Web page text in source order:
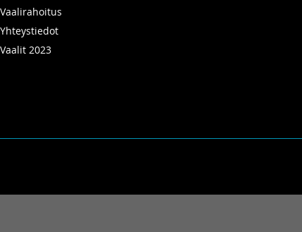
Vaalirahoitus
Yhteystiedot
Vaalit 2023